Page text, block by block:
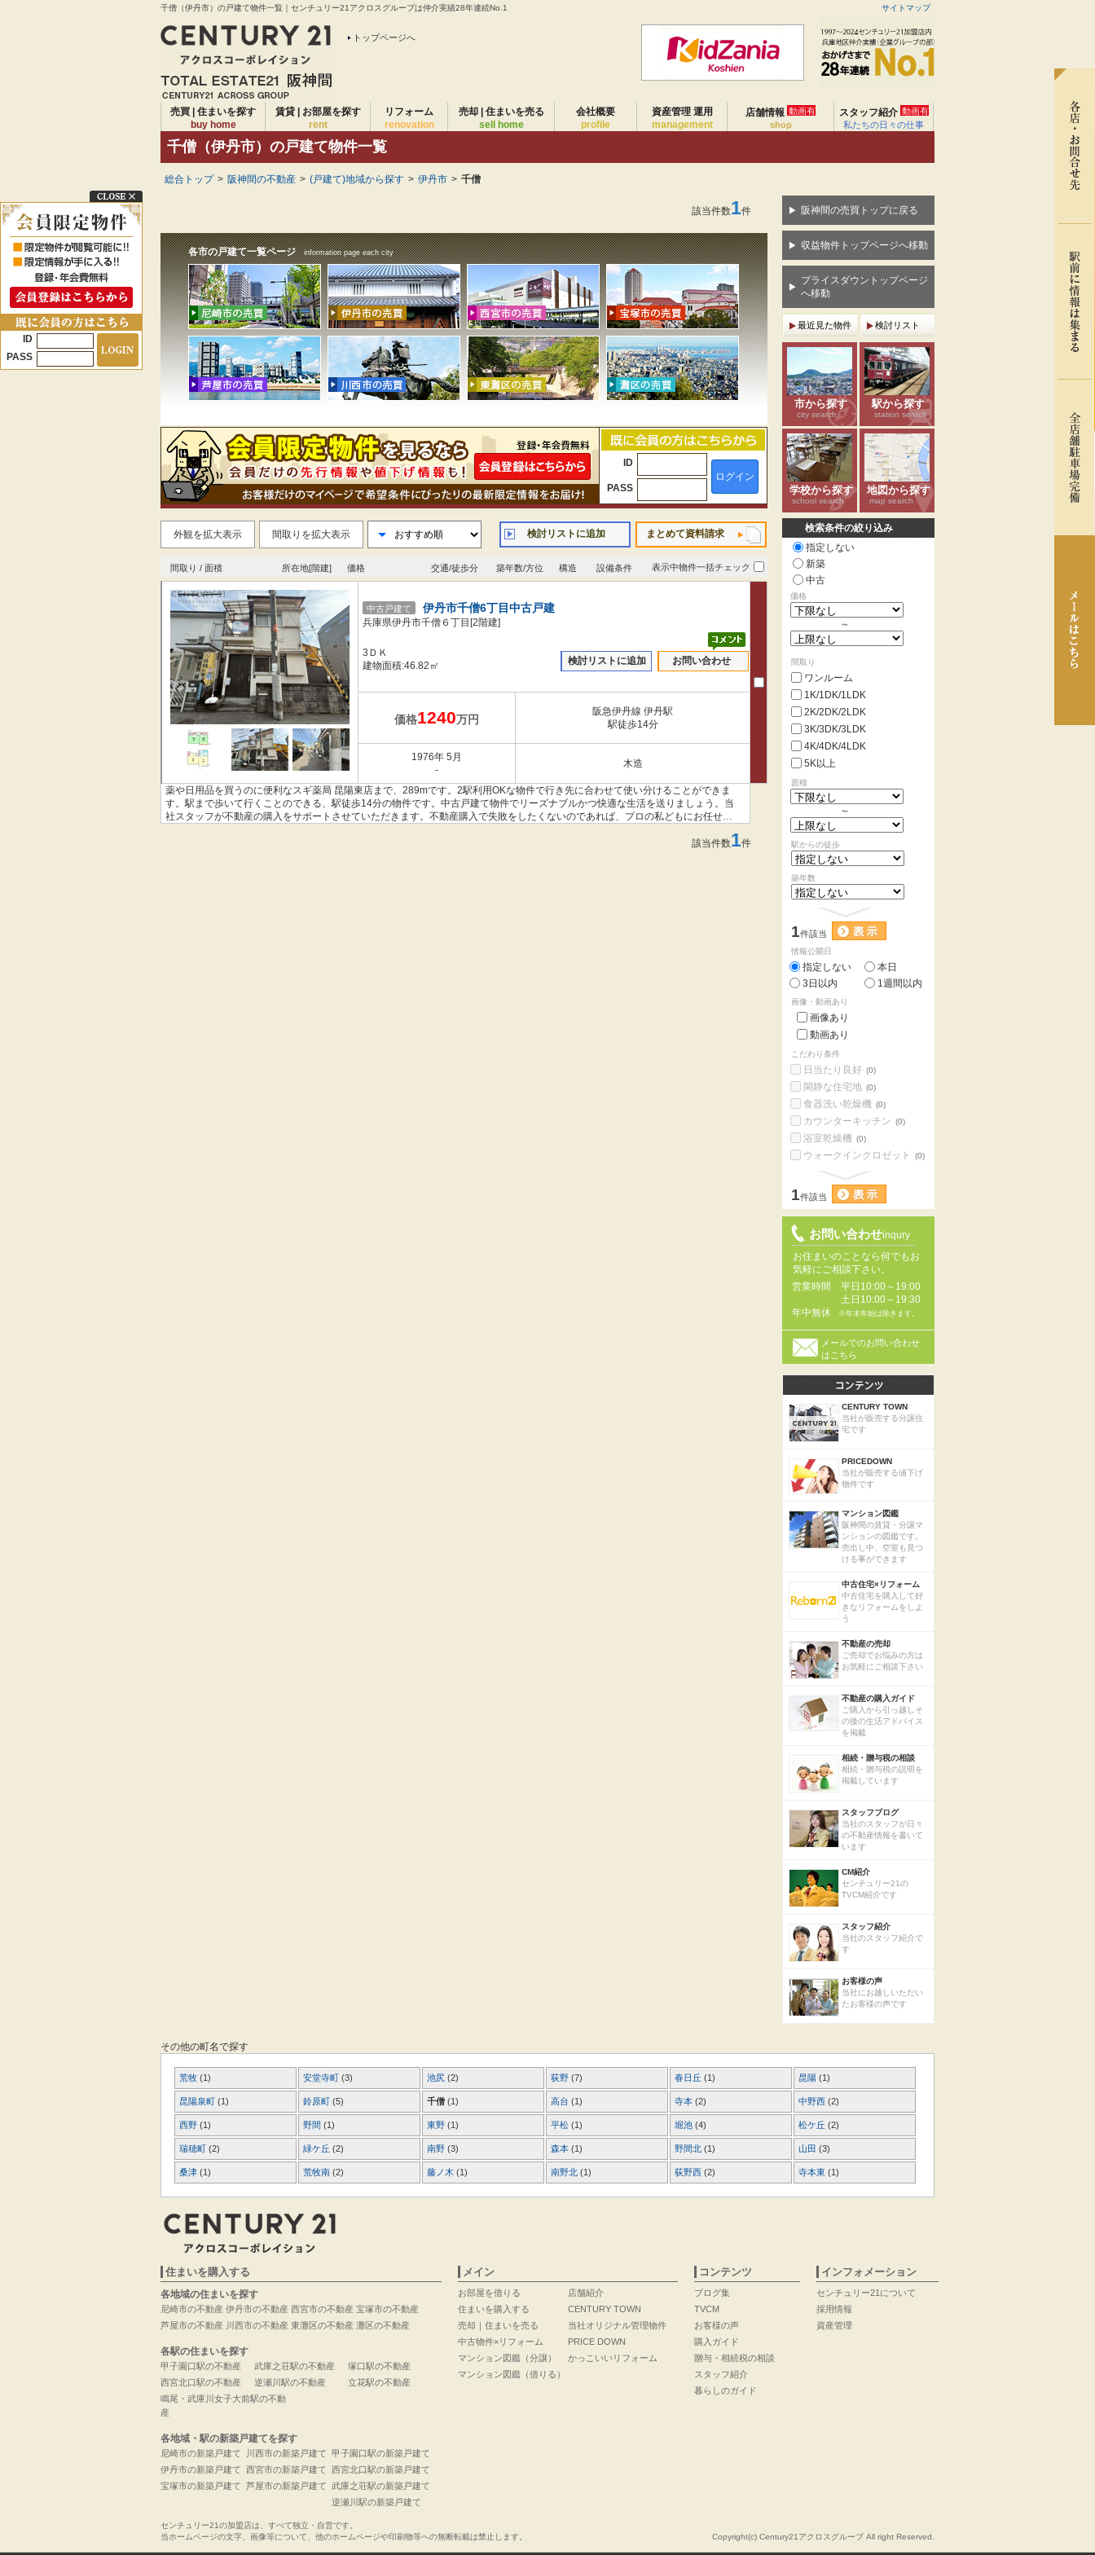
千僧（伊丹市）の戸建て物件一覧｜センチュリー21アクロスグループは仲介実績28年連続No.1 サイトマップ
トップページへ
売買 | 住まいを探す
buy home
賃貸 | お部屋を探す
rent
リフォーム
renovation
売却 | 住まいを売る
sell home
会社概要
profile
資産管理 運用
management
店舗情報 動画有
shop
スタッフ紹介 動画有
私たちの日々の仕事
千僧（伊丹市）の戸建て物件一覧
総合トップ > 阪神間の不動産 > (戸建て)地域から探す > 伊丹市 > 千僧
該当件数1件
各市の戸建て一覧ページ information page each city
ログイン
ID
PASS
外観を拡大表示 間取りを拡大表示 検討リストに追加 まとめて資料請求
間取り / 面積 所在地[階建] 価格 交通/徒歩分 築年数/方位 構造 設備条件 表示中物件一括チェック
中古戸建て 伊丹市千僧6丁目中古戸建
兵庫県伊丹市千僧６丁目[2階建]
3ＤＫ
建物面積:46.82㎡
検討リストに追加 お問い合わせ
価格1240万円
阪急伊丹線 伊丹駅
駅徒歩14分
1976年 5月
-
木造
薬や日用品を買うのに便利なスギ薬局 昆陽東店まで、289mです。2駅利用OKな物件で行き先に合わせて使い分けることができま
す。駅まで歩いて行くことのできる、駅徒歩14分の物件です。中古戸建て物件でリーズナブルかつ快適な生活を送りましょう。当
社スタッフが不動産の購入をサポートさせていただきます。不動産購入で失敗をしたくないのであれば、プロの私どもにお任せく
該当件数1件
阪神間の売買トップに戻る
収益物件トップページへ移動
プライスダウントップページ
へ移動
最近見た物件 検討リスト
市から探す
city search
駅から探す
station search
学校から探す
school search
地図から探す
map search
検索条件の絞り込み
指定しない
新築
中古
価格
～
間取り
ワンルーム
1K/1DK/1LDK
2K/2DK/2LDK
3K/3DK/3LDK
4K/4DK/4LDK
5K以上
面積
～
駅からの徒歩
築年数
1件該当
情報公開日
指定しない
本日
3日以内
1週間以内
画像・動画あり
画像あり
動画あり
こだわり条件
日当たり良好 (0)
閑静な住宅地 (0)
食器洗い乾燥機 (0)
カウンターキッチン (0)
浴室乾燥機 (0)
ウォークインクロゼット (0)
1件該当
お問い合わせinqury
お住まいのことなら何でもお
気軽にご相談下さい。
営業時間
平日10:00～19:00
土日10:00～19:30
年中無休
※年末年始は除きます。
メールでのお問い合わせ
はこちら
CENTURY TOWN
当社が販売する分譲住
宅です
PRICEDOWN
当社が販売する値下げ
物件です
マンション図鑑
阪神間の賃貸・分譲マ
ンションの図鑑です。
売出し中、空室も見つ
ける事ができます
中古住宅×リフォーム
中古住宅を購入して好
きなリフォームをしよ
う
不動産の売却
ご売却でお悩みの方は
お気軽にご相談下さい
不動産の購入ガイド
ご購入から引っ越しそ
の後の生活アドバイス
を掲載
相続・贈与税の相談
相続・贈与税の説明を
掲載しています
スタッフブログ
当社のスタッフが日々
の不動産情報を書いて
います
CM紹介
センチュリー21の
TVCM紹介です
スタッフ紹介
当社のスタッフ紹介で
す
お客様の声
当社にお越しいただい
たお客様の声です
その他の町名で探す
荒牧 (1) 安堂寺町 (3) 池尻 (2) 荻野 (7) 春日丘 (1) 昆陽 (1)
昆陽泉町 (1) 鈴原町 (5) 千僧 (1) 高台 (1) 寺本 (2) 中野西 (2)
西野 (1) 野間 (1) 東野 (1) 平松 (1) 堀池 (4) 松ケ丘 (2)
瑞穂町 (2) 緑ケ丘 (2) 南野 (3) 森本 (1) 野間北 (1) 山田 (3)
桑津 (1) 荒牧南 (2) 藤ノ木 (1) 南野北 (1) 荻野西 (2) 寺本東 (1)
住まいを購入する
各地域の住まいを探す
尼崎市の不動産
芦屋市の不動産
伊丹市の不動産
川西市の不動産
西宮市の不動産
東灘区の不動産
宝塚市の不動産
灘区の不動産
各駅の住まいを探す
甲子園口駅の不動産
西宮北口駅の不動産
武庫之荘駅の不動産
逆瀬川駅の不動産
塚口駅の不動産
立花駅の不動産
鳴尾・武庫川女子大前駅の不動
産
各地域・駅の新築戸建てを探す
尼崎市の新築戸建て
伊丹市の新築戸建て
宝塚市の新築戸建て
川西市の新築戸建て
西宮市の新築戸建て
芦屋市の新築戸建て
甲子園口駅の新築戸建て
西宮北口駅の新築戸建て
武庫之荘駅の新築戸建て
逆瀬川駅の新築戸建て
メイン
お部屋を借りる
住まいを購入する
売却｜住まいを売る
中古物件×リフォーム
マンション図鑑（分譲）
マンション図鑑（借りる）
店舗紹介
CENTURY TOWN
当社オリジナル管理物件
PRICE DOWN
かっこいいリフォーム
コンテンツ
ブログ集
TVCM
お客様の声
購入ガイド
贈与・相続税の相談
スタッフ紹介
暮らしのガイド
インフォメーション
センチュリー21について
採用情報
資産管理
センチュリー21の加盟店は、すべて独立・自営です。
当ホームページの文字、画像等について、他のホームページや印刷物等への無断転載は禁止します。
Copyright(c) Century21アクロスグループ All right Reserved.
ID
PASS